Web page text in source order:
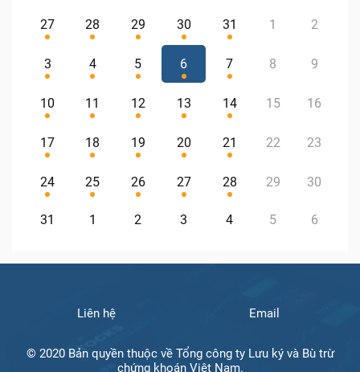
27 28 29 30 31 1 2
3 4 5 6 7 8 9
10 11 12 13 14 15 16
17 18 19 20 21 22 23
24 25 26 27 28 29 30
31 1 2 3 4 5 6
Liên hệ Email
© 2020 Bản quyền thuộc về Tổng công ty Lưu ký và Bù trừ
chứng khoán Việt Nam.